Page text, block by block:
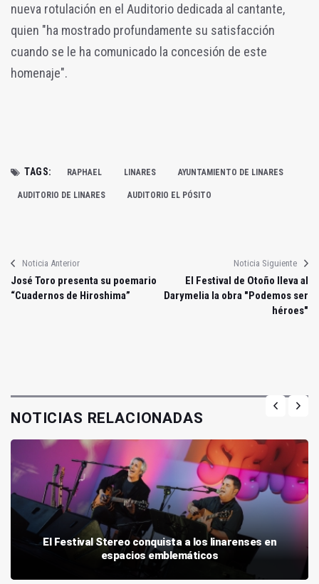
nueva rotulación en el Auditorio dedicada al cantante,
quien "ha mostrado profundamente su satisfacción
cuando se le ha comunicado la concesión de este
homenaje".
TAGS: RAPHAEL LINARES AYUNTAMIENTO DE LINARES
AUDITORIO DE LINARES AUDITORIO EL PÓSITO
Noticia Anterior
José Toro presenta su poemario
“Cuadernos de Hiroshima”
Noticia Siguiente
El Festival de Otoño lleva al
Darymelia la obra "Podemos ser
héroes"
NOTICIAS RELACIONADAS
El Festival Stereo conquista a los linarenses en
espacios emblemáticos